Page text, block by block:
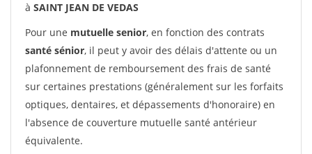
à SAINT JEAN DE VEDAS
Pour une mutuelle senior, en fonction des contrats
santé sénior, il peut y avoir des délais d'attente ou un
plafonnement de remboursement des frais de santé
sur certaines prestations (généralement sur les forfaits
optiques, dentaires, et dépassements d'honoraire) en
l'absence de couverture mutuelle santé antérieur
équivalente.